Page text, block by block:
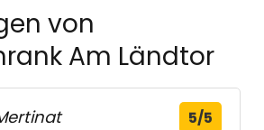
von
Am Ländtor
5/5